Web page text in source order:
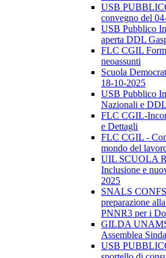
USB
convegno del
USB Pubblico
aperta DDL
FLC CGIL
neoassunti
Scuola
18-10-2025
USB Pubblico
Nazionali e
FLC CGIL-
e Dettagli
FLC CGIL -
mondo del
UIL SCUOLA
Inclusione e
2025
SNALS
preparazione
PNNR3 per i
GILDA
Assemblea
USB